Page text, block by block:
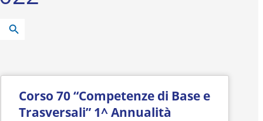
Corso 70 “Competenze di Base e
Trasversali” 1^ Annualità